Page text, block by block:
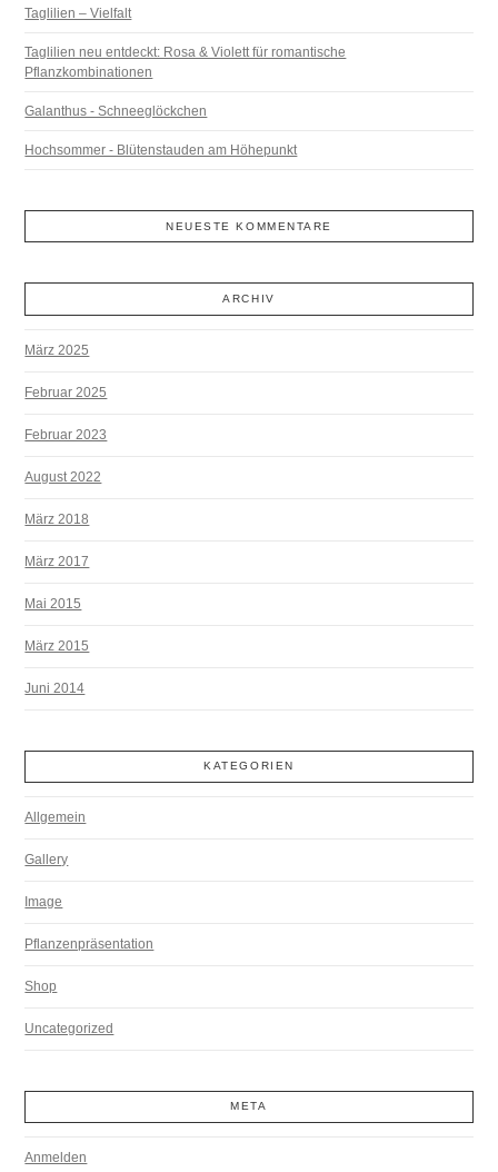
Taglilien – Vielfalt
Taglilien neu entdeckt: Rosa & Violett für romantische
Pflanzkombinationen
Galanthus - Schneeglöckchen
Hochsommer - Blütenstauden am Höhepunkt
NEUESTE KOMMENTARE
ARCHIV
März 2025
Februar 2025
Februar 2023
August 2022
März 2018
März 2017
Mai 2015
März 2015
Juni 2014
KATEGORIEN
Allgemein
Gallery
Image
Pflanzenpräsentation
Shop
Uncategorized
META
Anmelden